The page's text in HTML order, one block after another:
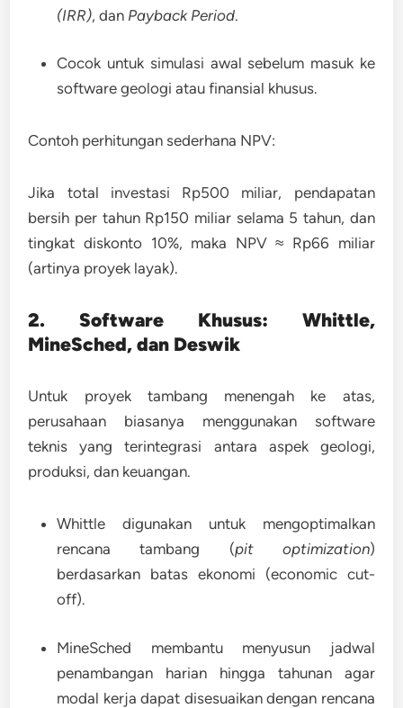
(IRR), dan Payback Period.
Cocok untuk simulasi awal sebelum masuk ke
software geologi atau finansial khusus.
Contoh perhitungan sederhana NPV:
Jika total investasi Rp500 miliar, pendapatan
bersih per tahun Rp150 miliar selama 5 tahun, dan
tingkat diskonto 10%, maka NPV ≈ Rp66 miliar
(artinya proyek layak).
2. Software Khusus: Whittle,
MineSched, dan Deswik
Untuk proyek tambang menengah ke atas,
perusahaan biasanya menggunakan software
teknis yang terintegrasi antara aspek geologi,
produksi, dan keuangan.
Whittle digunakan untuk mengoptimalkan
rencana tambang (pit optimization)
berdasarkan batas ekonomi (economic cut-
off).
MineSched membantu menyusun jadwal
penambangan harian hingga tahunan agar
modal kerja dapat disesuaikan dengan rencana